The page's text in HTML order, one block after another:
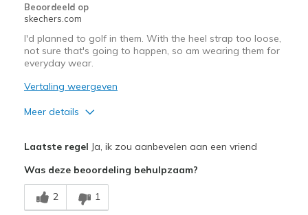
Beoordeeld op
skechers.com
I'd planned to golf in them. With the heel strap too loose,
not sure that's going to happen, so am wearing them for
everyday wear.
Vertaling weergeven
Meer details
Breathe Well
Comfortable
Laatste regel Ja, ik zou aanbevelen aan een vriend
Was deze beoordeling behulpzaam?
2 1